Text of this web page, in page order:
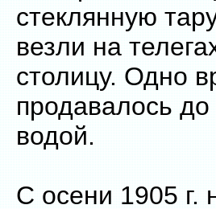
стеклянную
везли на
столицу. Одно
продавалось
водой.
С осени 1905 г.